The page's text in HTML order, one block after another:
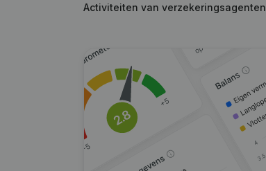
Activiteiten van